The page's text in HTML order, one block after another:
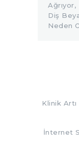
Diş
Neden
Klinik Artı
İnternet